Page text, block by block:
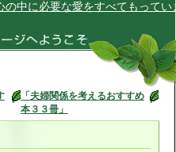
必要な愛をすべてもっています★
「夫婦関係を考えるおすすめ
本３３冊」